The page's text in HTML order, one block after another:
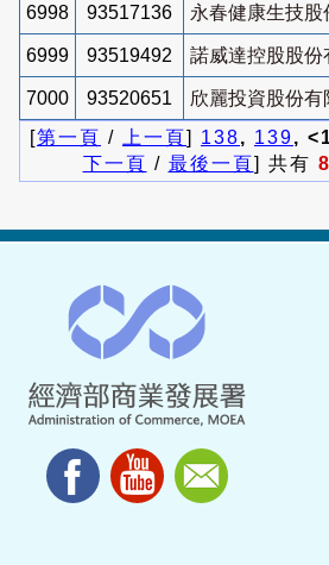
6998 93517136 永春健康生技股
6999 93519492 諾威達控股股份
7000 93520651
欣麗投資股份有
[第一頁 / 上一頁] 138, 139,
下一頁 / 最後一頁] 共有